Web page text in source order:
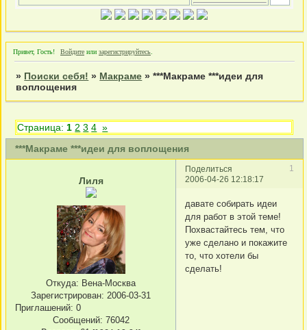
Привет, Гость! Войдите или зарегистрируйтесь
» Поиски себя! » Макраме »***Макраме ***идеи для
воплощения
***Макраме ***идеи для воплощения
Страница: 1 2 3 4 »
Поделиться
1
2006-04-26 12:18:17
Лиля
Откуда: Вена-Москва
Зарегистрирован: 2006-03-31
Приглашений: 0
Сообщений: 76042
давате собирать идеи
для работ в этой теме!
Похвастайтесь тем, что
уже сделано и покажите
то, что хотели бы
сделать!